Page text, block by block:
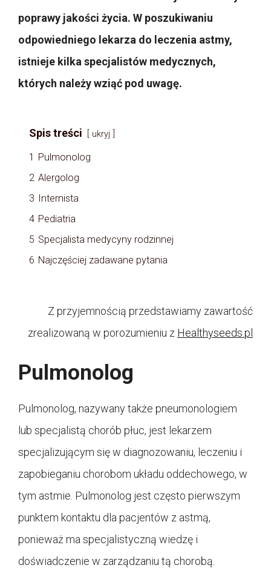
poprawy jakości życia. W poszukiwaniu
odpowiedniego lekarza do leczenia astmy,
istnieje kilka specjalistów medycznych,
których należy wziąć pod uwagę.
Spis treści ukryj
1 Pulmonolog
2 Alergolog
3 Internista
4 Pediatria
5 Specjalista medycyny rodzinnej
6 Najczęściej zadawane pytania
Z przyjemnością przedstawiamy zawartość
zrealizowaną w porozumieniu z Healthyseeds.pl
Pulmonolog
Pulmonolog, nazywany także pneumonologiem
lub specjalistą chorób płuc, jest lekarzem
specjalizującym się w diagnozowaniu, leczeniu i
zapobieganiu chorobom układu oddechowego, w
tym astmie. Pulmonolog jest często pierwszym
punktem kontaktu dla pacjentów z astmą,
ponieważ ma specjalistyczną wiedzę i
doświadczenie w zarządzaniu tą chorobą.